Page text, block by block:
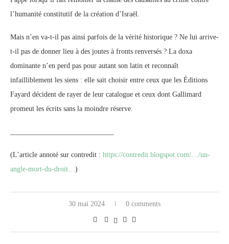
l’humanité constitutif de la création d’Israël.
Mais n’en va-t-il pas ainsi parfois de la vérité historique ? Ne lui arrive-
t-il pas de donner lieu à des joutes à fronts renversés ? La doxa
dominante n’en perd pas pour autant son latin et reconnaît
infailliblement les siens : elle sait choisir entre ceux que les Éditions
Fayard décident de rayer de leur catalogue et ceux dont Gallimard
promeut les écrits sans la moindre réserve.
(L’article annoté sur contredit : https://contredit.blogspot.com/…/un-
angle-mort-du-droit…)
30 mai 2024 0 comments